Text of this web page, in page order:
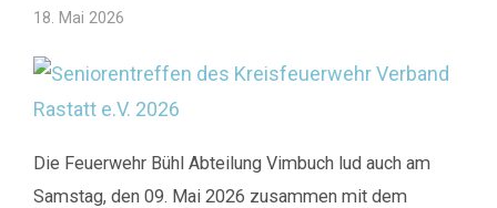
18. Mai 2026
Die Feuerwehr Bühl Abteilung Vimbuch lud auch am
Samstag, den 09. Mai 2026 zusammen mit dem